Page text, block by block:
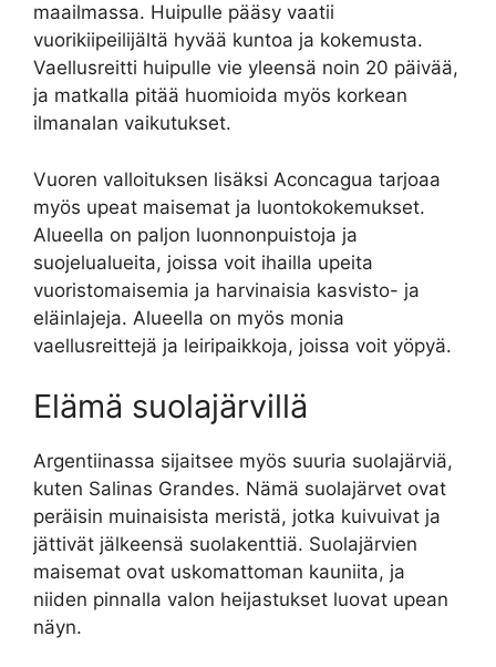
maailmassa. Huipulle pääsy vaatii
vuorikiipeilijältä hyvää kuntoa ja kokemusta.
Vaellusreitti huipulle vie yleensä noin 20 päivää,
ja matkalla pitää huomioida myös korkean
ilmanalan vaikutukset.
Vuoren valloituksen lisäksi Aconcagua tarjoaa
myös upeat maisemat ja luontokokemukset.
Alueella on paljon luonnonpuistoja ja
suojelualueita, joissa voit ihailla upeita
vuoristomaisemia ja harvinaisia ​​kasvisto- ja
eläinlajeja. Alueella on myös monia
vaellusreittejä ja leiripaikkoja, joissa voit yöpyä.
Elämä suolajärvillä
Argentiinassa sijaitsee myös suuria suolajärviä,
kuten Salinas Grandes. Nämä suolajärvet ovat
peräisin muinaisista meristä, jotka kuivuivat ja
jättivät jälkeensä suolakenttiä. Suolajärvien
maisemat ovat uskomattoman kauniita, ja
niiden pinnalla valon heijastukset luovat upean
näyn.